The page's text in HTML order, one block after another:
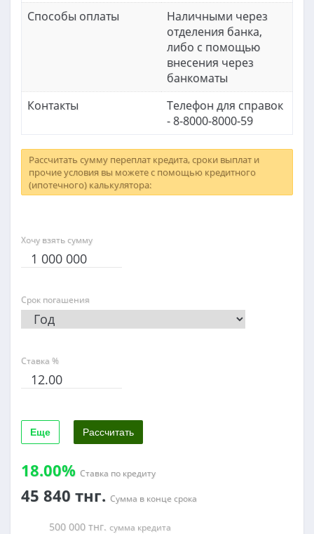
Способы оплаты
Наличными через
отделения банка,
либо с помощью
внесения через
банкоматы
Контакты
Телефон для справок
- 8-8000-8000-59
Рассчитать сумму переплат кредита, сроки выплат и
прочие условия вы можете с помощью кредитного
(ипотечного) калькулятора:
Хочу взять сумму
Срок погашения
Ставка %
500 000 тнг. сумма кредита
Ставка по кредиту
18.00%
Сумма в конце срока
45 840 тнг.